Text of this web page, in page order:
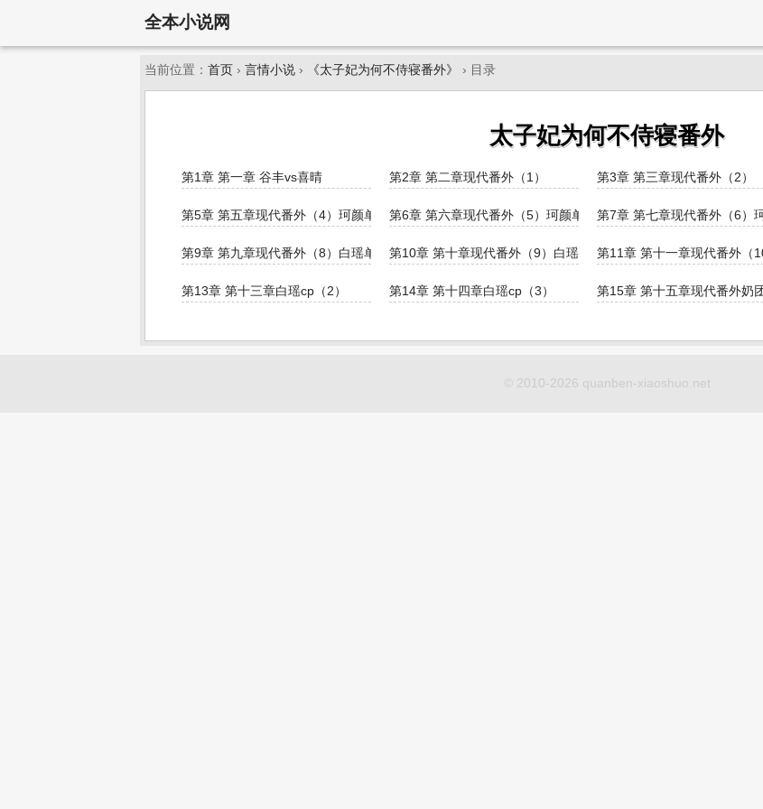
全本小说网
当前位置： 首页 › 言情小说 › 《太子妃为何不侍寝番外》 › 目录
太子妃为何不侍寝番外
第1章 第一章 谷丰vs喜晴 第2章 第二章现代番外（1） 第3章 第三章现代番外（2）
第5章 第五章现代番外（4）珂颜单线 第6章 第六章现代番外（5）珂颜单线 第7章 第七章现代番外（6）
第9章 第九章现代番外（8）白瑶单线 第10章 第十章现代番外（9）白瑶单线第11章 第十一章现代番外（
第13章 第十三章白瑶cp（2） 第14章 第十四章白瑶cp（3） 第15章 第十五章现代番外奶
© 2010-2026 quanben-xiaoshuo.net